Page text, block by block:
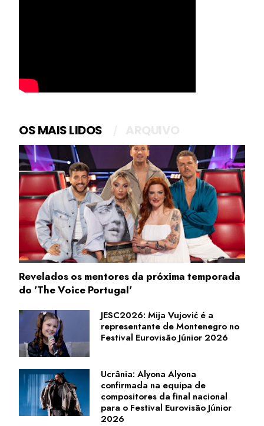
OS MAIS LIDOS
Revelados os mentores da próxima temporada
do 'The Voice Portugal'
JESC2026: Mija Vujović é a
representante de Montenegro no
Festival Eurovisão Júnior 2026
Ucrânia: Alyona Alyona
confirmada na equipa de
compositores da final nacional
para o Festival Eurovisão Júnior
2026